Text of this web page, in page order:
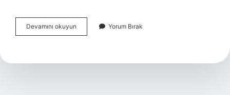
Devamını okuyun
Ne
Yorum Bırak